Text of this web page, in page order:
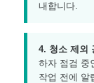
내합니다.
4. 청소 제외
하자 점검 중
작업 전에 알